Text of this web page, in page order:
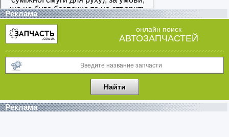
Реклама
онлайн поиск
АВТОЗАПЧАСТЕЙ
Реклама